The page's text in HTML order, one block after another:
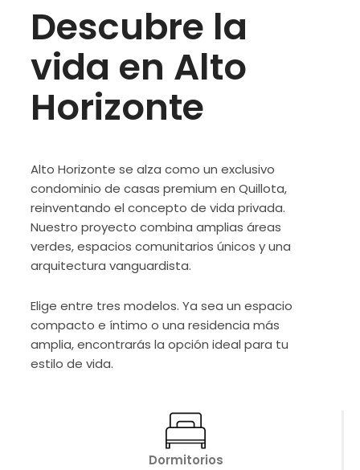
Descubre la
vida en Alto
Horizonte
Alto Horizonte se alza como un exclusivo
condominio de casas premium en Quillota,
reinventando el concepto de vida privada.
Nuestro proyecto combina amplias áreas
verdes, espacios comunitarios únicos y una
arquitectura vanguardista.
Elige entre tres modelos. Ya sea un espacio
compacto e íntimo o una residencia más
amplia, encontrarás la opción ideal para tu
estilo de vida.
Dormitorios